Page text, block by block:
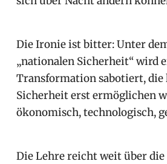
Die Ironie ist bitter: Unter
„nationalen Sicherheit“ wird
Transformation sabotiert,
Sicherheit erst ermöglichen
ökonomisch, technologisch,
Die Lehre reicht weit über die